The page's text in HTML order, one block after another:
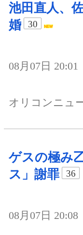
池田直人、
婚
30
08月07日 20:01
オリコンニュ
ゲスの極み
ス」謝罪
36
08月07日 20:08